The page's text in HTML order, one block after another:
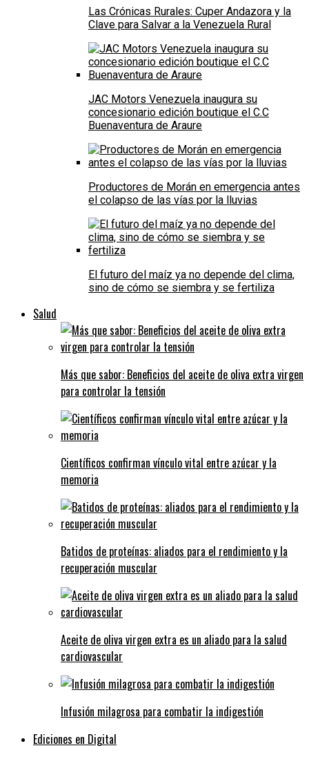
Las Crónicas Rurales: Cuper Andazora y la
Clave para Salvar a la Venezuela Rural
JAC Motors Venezuela inaugura su
concesionario edición boutique el C.C
Buenaventura de Araure
Productores de Morán en emergencia antes
el colapso de las vías por la lluvias
El futuro del maíz ya no depende del clima,
sino de cómo se siembra y se fertiliza
Salud
Más que sabor: Beneficios del aceite de oliva extra virgen
para controlar la tensión
Científicos confirman vínculo vital entre azúcar y la
memoria
Batidos de proteínas: aliados para el rendimiento y la
recuperación muscular
Aceite de oliva virgen extra es un aliado para la salud
cardiovascular
Infusión milagrosa para combatir la indigestión
Ediciones en Digital